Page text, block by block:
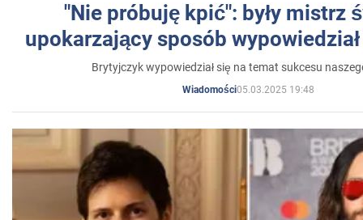
"Nie próbuję kpić": były mistrz
upokarzający sposób
Brytyjczyk wypowiedział się na temat sukcesu
Wiadomości05.03.2025 19:48